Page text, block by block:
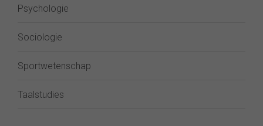
Psychologie
Sociologie
Sportwetenschap
Taalstudies